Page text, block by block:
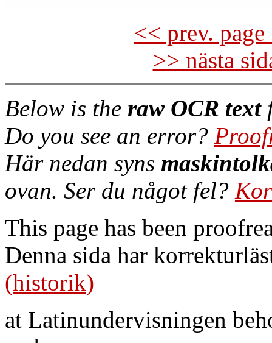
<< prev.
>> nästa
Below is the raw OCR text
Do you see an error?
Här nedan syns
ovan. Ser du något fel?
This page has been
Denna sida har
(historik)
at Latinundervisningen